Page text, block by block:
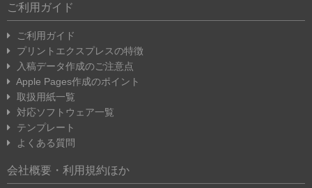
ご利用ガイド
ご利用ガイド
プリントエクスプレスの特徴
入稿データ作成のご注意点
Apple Pages作成のポイント
取扱用紙一覧
対応ソフトウェア一覧
テンプレート
よくある質問
会社概要・利用規約ほか